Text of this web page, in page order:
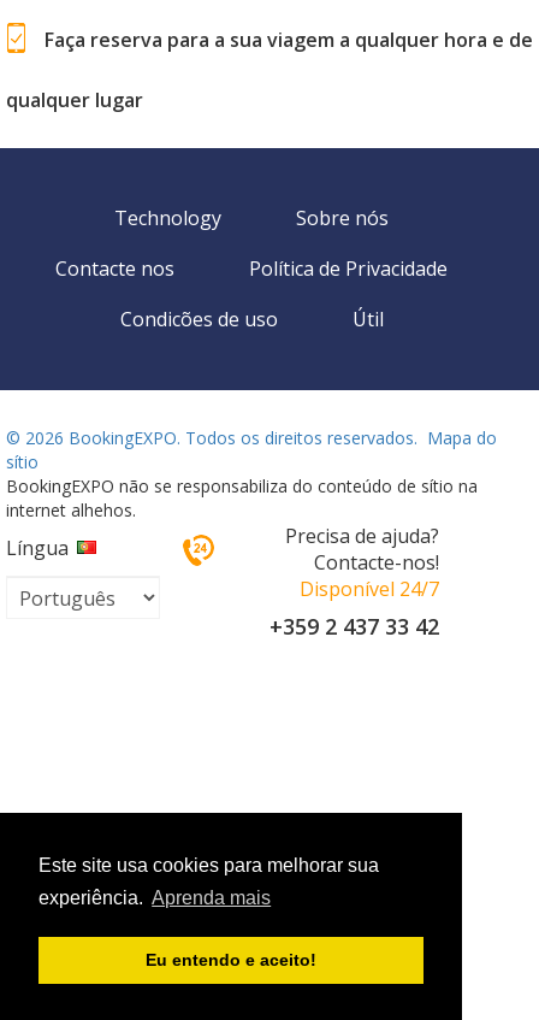
Este site usa cookies para melhorar sua
experiência. Aprenda mais
Eu entendo e aceito!
Faça reserva para a sua viagem a qualquer hora e de
qualquer lugar
Technology
Sobre nós
Contacte nos
Política de Privacidade
Condicões de uso
Útil
© 2026 BookingEXPO. Todos os direitos reservados. Mapa do
sítio
BookingEXPO não se responsabiliza do conteúdo de sítio na
internet alhehos.
Língua
Precisa de ajuda?
Contacte-nos!
Disponível 24/7
+359 2 437 33 42